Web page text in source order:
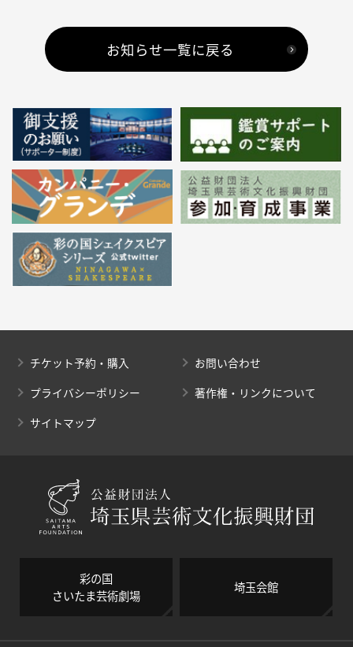
お知らせ一覧に戻る
チケット予約・購入
お問い合わせ
プライバシーポリシー
著作権・リンクについて
サイトマップ
彩の国
さいたま芸術劇場
埼玉会館